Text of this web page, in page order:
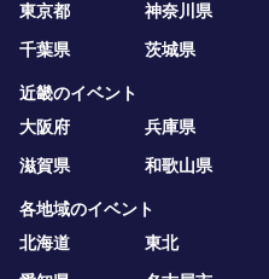
東京都
神奈川県
千葉県
茨城県
近畿のイベント
大阪府
兵庫県
滋賀県
和歌山県
各地域のイベント
北海道
東北